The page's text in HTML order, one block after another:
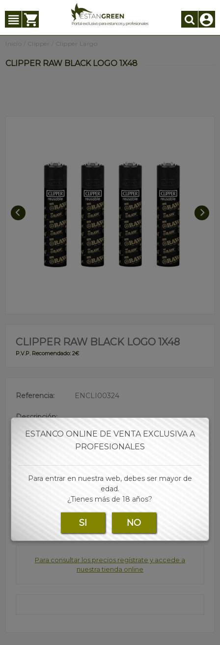
Inicio Clipper Clipper Largo
CLIPPER RAW BLACK LOGO 1X48
CLIPPER RAW BLACK LOGO 1X48
P.V.P. Recomendado: 2€
Referencia: ENCLI00324
Descripción:
• +3000 encendidas efectivas
• Tamaño estándar
• Cada expositor contiene 48 mecheros
Para consultar los precios regístrate y accede a
nuestra tienda online
ESTANCO ONLINE DE VENTA EXCLUSIVA A
PROFESIONALES
Para entrar en nuestra web, debes ser mayor de
edad.
¿Tienes más de 18 años?
SI NO